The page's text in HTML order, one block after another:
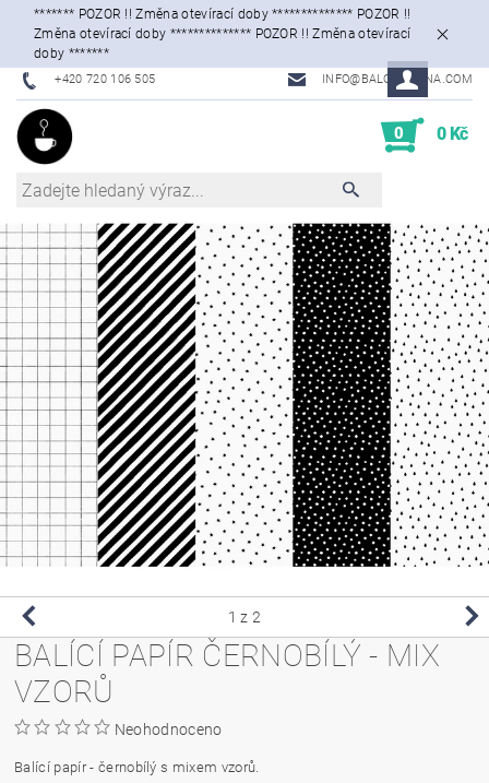
******* POZOR !! Změna otevírací doby ************** POZOR !!
Změna otevírací doby ************** POZOR !! Změna otevírací
doby *******
+420 720 106 505 INFO@BALONKARNA.COM
0 0 Kč
1 z 2
BALÍCÍ PAPÍR ČERNOBÍLÝ - MIX
VZORŮ
Neohodnoceno
Balící papír - černobílý s mixem vzorů.